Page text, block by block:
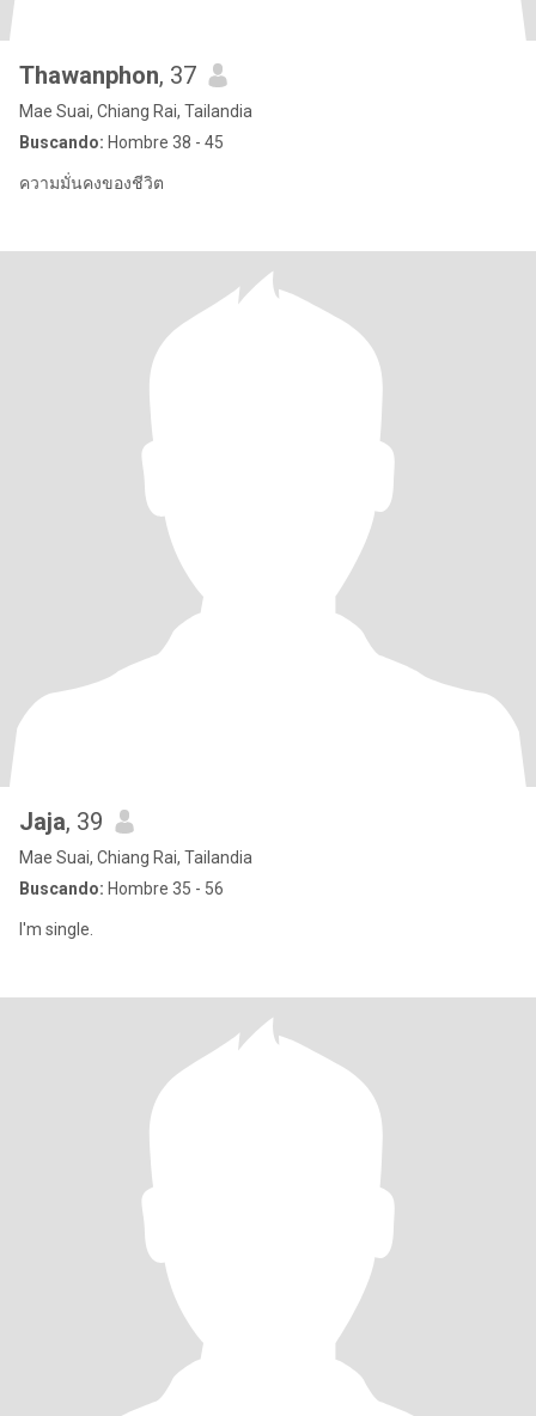
Thawanphon, 37
Mae Suai, Chiang Rai, Tailandia
Buscando: Hombre 38 - 45
ความมั่นคงของชีวิต
Jaja, 39
Mae Suai, Chiang Rai, Tailandia
Buscando: Hombre 35 - 56
I'm single.